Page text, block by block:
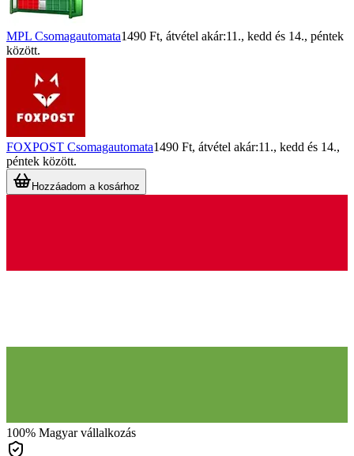
MPL Csomagautomata1490 Ft, átvétel akár:11., kedd és 14., péntek
között.
FOXPOST Csomagautomata1490 Ft, átvétel akár:11., kedd és 14.,
péntek között.
Hozzáadom a kosárhoz
100% Magyar vállalkozás